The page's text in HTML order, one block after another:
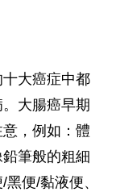
大癌症中都
大腸癌早期
，例如：體
筆般的粗細
便/黏液便、